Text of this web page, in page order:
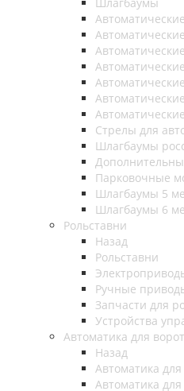
Стрелы для
Шлагбаумы
Парковочные
Шлагбаумы 5
Шлагбаумы 6
Рольставни
Назад
Рольставни
Ручные
Запчасти для
Устройства
Автоматика для ворот
Назад
Автоматика для
Автоматика